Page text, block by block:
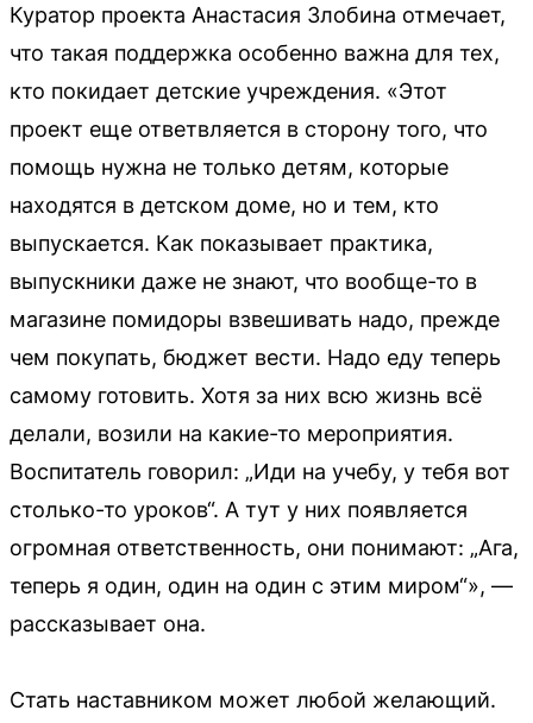
Куратор проекта Анастасия Злобина отмечает,
что такая поддержка особенно важна для тех,
кто покидает детские учреждения. «Этот
проект еще ответвляется в сторону того, что
помощь нужна не только детям, которые
находятся в детском доме, но и тем, кто
выпускается. Как показывает практика,
выпускники даже не знают, что вообще-то в
магазине помидоры взвешивать надо, прежде
чем покупать, бюджет вести. Надо еду теперь
самому готовить. Хотя за них всю жизнь всё
делали, возили на какие-то мероприятия.
Воспитатель говорил: „Иди на учебу, у тебя вот
столько-то уроков“. А тут у них появляется
огромная ответственность, они понимают: „Ага,
теперь я один, один на один с этим миром“», —
рассказывает она.
Стать наставником может любой желающий.